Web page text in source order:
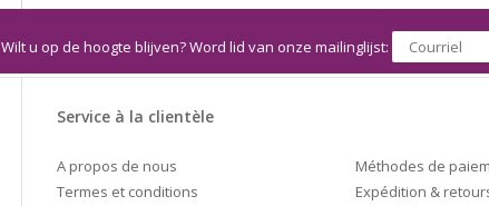
Wilt u op de hoogte blijven? Word lid van onze mailinglijst:
Service à la clientèle
A propos de nous
Termes et conditions
Méthodes de
Expédition &